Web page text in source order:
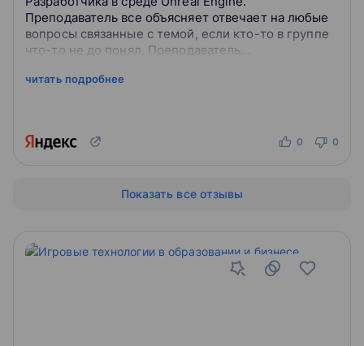
Преподаватель все объясняет отвечает на любые
вопросы связанные с темой, если кто-то в группе
что-то не до понял. Преподаватель
Engine,...
читать подробнее
0 0
Показать все отзывы